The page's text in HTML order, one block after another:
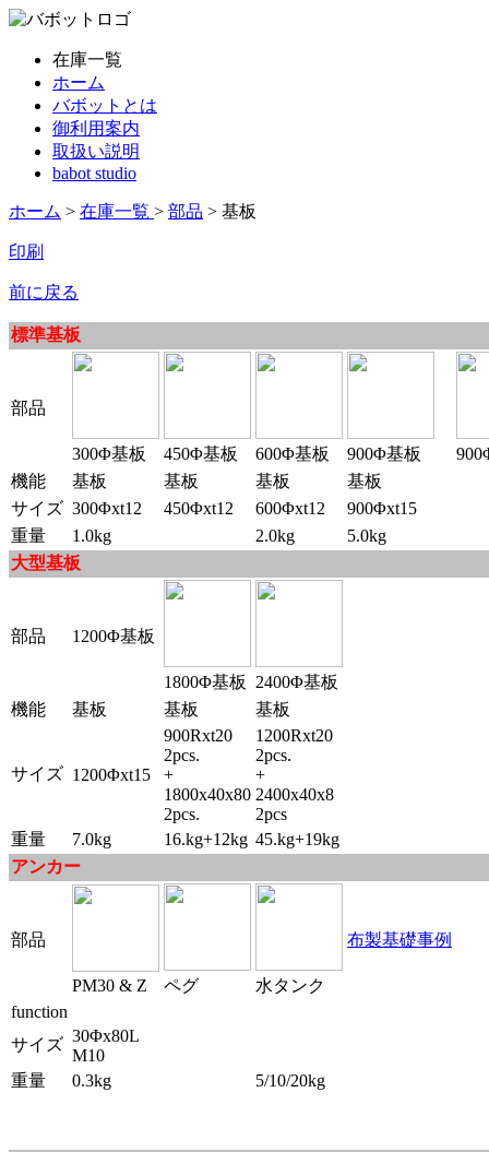
在庫一覧
ホーム
バボットとは
御利用案内
取扱い説明
babot studio
ホーム > 在庫一覧 > 部品 > 基板
印刷
前に戻る
標準基板
部品
300Φ基板 450Φ基板 600Φ基板 900Φ基板
機能
基板 基板 基板
基板
サイズ 300Φxt12 450Φxt12 600Φxt12
900Φxt15
重量
1.0kg 2.0kg
5.0kg
大型基板
部品 1200Φ基板
1800Φ基板
2400Φ基板
機能
基板 基板 基板
サイズ 1200Φxt15
900Rxt20
2pcs.
+
1800x40x80
2pcs.
1200Rxt20
2pcs.
+
2400x40x8
2pcs
重量
7.0kg 16.kg+12kg 45.kg+19kg
アンカー
部品
PM30 & Z ペグ 水タンク
布製基礎事例
function
サイズ 30Φx80L
M10
重量
0.3kg 5/10/20kg